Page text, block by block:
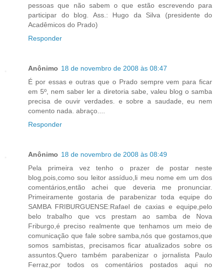
pessoas que não sabem o que estão escrevendo para
participar do blog. Ass.: Hugo da Silva (presidente do
Acadêmicos do Prado)
Responder
Anônimo 18 de novembro de 2008 às 08:47
É por essas e outras que o Prado sempre vem para ficar
em 5º, nem saber ler a diretoria sabe, valeu blog o samba
precisa de ouvir verdades. e sobre a saudade, eu nem
comento nada. abraço....
Responder
Anônimo 18 de novembro de 2008 às 08:49
Pela primeira vez tenho o prazer de postar neste
blog,pois,como sou leitor assíduo,li meu nome em um dos
comentários,então achei que deveria me pronunciar.
Primeiramente gostaria de parabenizar toda equipe do
SAMBA FRIBURGUENSE:Rafael de caxias e equipe,pelo
belo trabalho que vcs prestam ao samba de Nova
Friburgo,é preciso realmente que tenhamos um meio de
comunicação que fale sobre samba,nós que gostamos,que
somos sambistas, precisamos ficar atualizados sobre os
assuntos.Quero também parabenizar o jornalista Paulo
Ferraz,por todos os comentários postados aqui no